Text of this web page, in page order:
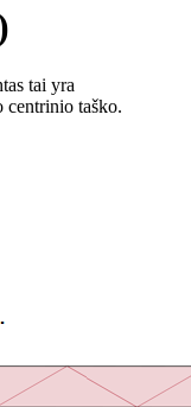
tai yra
centrinio taško.